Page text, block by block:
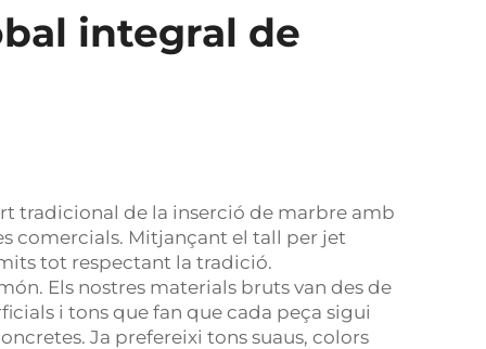
integral de
tradicional de la inserció de marbre amb
comercials. Mitjançant el tall per jet
tot respectant la tradició.
Els nostres materials bruts van des de
i tons que fan que cada peça sigui
Ja prefereixi tons suaus, colors